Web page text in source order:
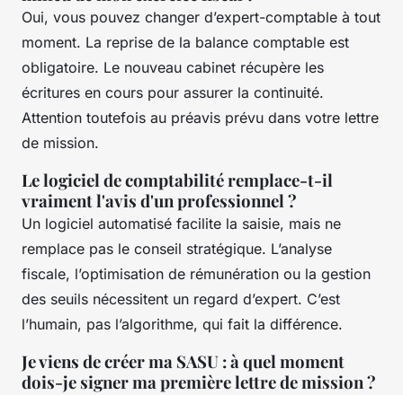
Oui, vous pouvez changer d’expert-comptable à tout
moment. La reprise de la balance comptable est
obligatoire. Le nouveau cabinet récupère les
écritures en cours pour assurer la continuité.
Attention toutefois au préavis prévu dans votre lettre
de mission.
Le logiciel de comptabilité remplace-t-il
vraiment l'avis d'un professionnel ?
Un logiciel automatisé facilite la saisie, mais ne
remplace pas le conseil stratégique. L’analyse
fiscale, l’optimisation de rémunération ou la gestion
des seuils nécessitent un regard d’expert. C’est
l’humain, pas l’algorithme, qui fait la différence.
Je viens de créer ma SASU : à quel moment
dois-je signer ma première lettre de mission ?